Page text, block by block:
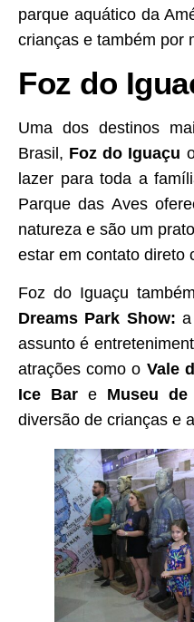
parque aquático da
crianças e também por
Foz do
Uma dos destinos
Brasil, Foz do Iguaçu
lazer para toda a
Parque das Aves
natureza e são um
estar em contato direto
Foz do Iguaçu
Dreams Park Show:
assunto é
atrações como o Vale
Ice Bar e Museu de
diversão de crianças e